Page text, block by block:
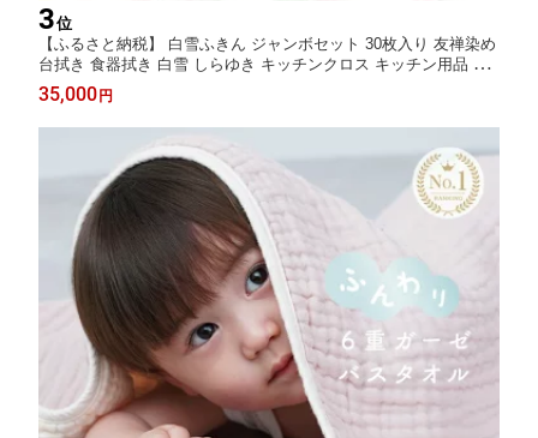
3位
【ふるさと納税】 白雪ふきん ジャンボセット 30枚入り 友禅染め
台拭き 食器拭き 白雪 しらゆき キッチンクロス キッチン用品 台
所用品 日用品 フェイスタオル 赤ちゃん 汗拭き 雑貨 ギフト 家庭
用 贈答用 肌拭き 消臭 抗菌 吸水性 速乾 白雪友禅ふきん 奈良県
奈良市
35,000円